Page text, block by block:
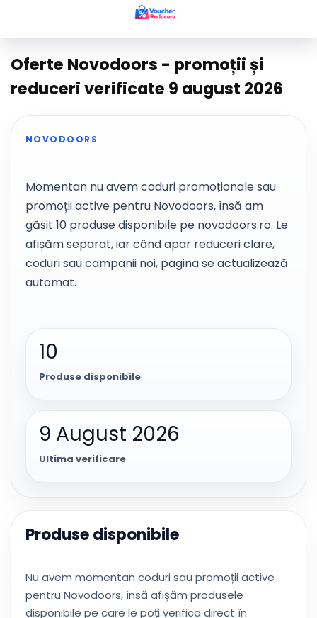
Oferte Novodoors - promoții și
reduceri verificate 9 august 2026
NOVODOORS
Momentan nu avem coduri promoționale sau
promoții active pentru Novodoors, însă am
găsit 10 produse disponibile pe novodoors.ro. Le
afișăm separat, iar când apar reduceri clare,
coduri sau campanii noi, pagina se actualizează
automat.
10
Produse disponibile
9 August 2026
Ultima verificare
Produse disponibile
Nu avem momentan coduri sau promoții active
pentru Novodoors, însă afișăm produsele
disponibile pe care le poți verifica direct în